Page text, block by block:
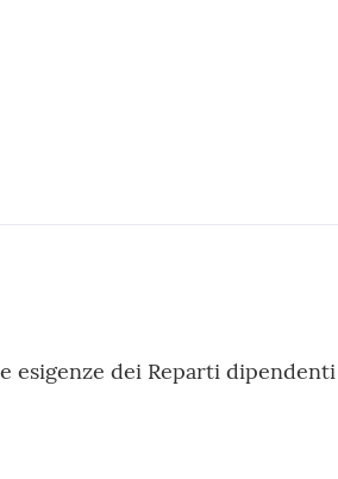
esigenze dei Reparti dipendenti